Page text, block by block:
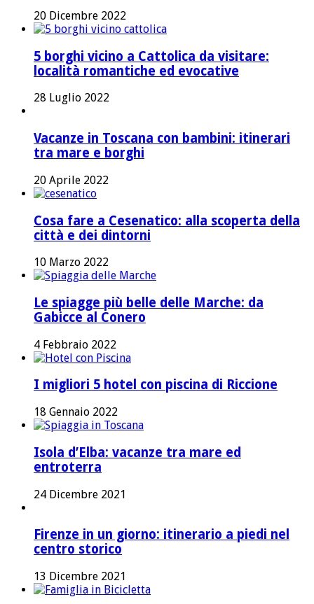
20 Dicembre 2022
5 borghi vicino a Cattolica da visitare:
località romantiche ed evocative
28 Luglio 2022
Vacanze in Toscana con bambini: itinerari
tra mare e borghi
20 Aprile 2022
Cosa fare a Cesenatico: alla scoperta della
città e dei dintorni
10 Marzo 2022
Le spiagge più belle delle Marche: da
Gabicce al Conero
4 Febbraio 2022
I migliori 5 hotel con piscina di Riccione
18 Gennaio 2022
Isola d’Elba: vacanze tra mare ed
entroterra
24 Dicembre 2021
Firenze in un giorno: itinerario a piedi nel
centro storico
13 Dicembre 2021